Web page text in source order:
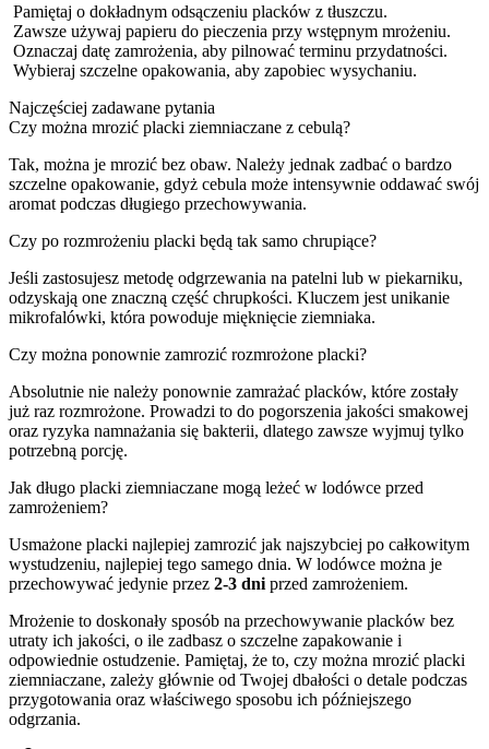
Pamiętaj o dokładnym odsączeniu placków z tłuszczu.
Zawsze używaj papieru do pieczenia przy wstępnym mrożeniu.
Oznaczaj datę zamrożenia, aby pilnować terminu przydatności.
Wybieraj szczelne opakowania, aby zapobiec wysychaniu.
Najczęściej zadawane pytania
Czy można mrozić placki ziemniaczane z cebulą?
Tak, można je mrozić bez obaw. Należy jednak zadbać o bardzo
szczelne opakowanie, gdyż cebula może intensywnie oddawać swój
aromat podczas długiego przechowywania.
Czy po rozmrożeniu placki będą tak samo chrupiące?
Jeśli zastosujesz metodę odgrzewania na patelni lub w piekarniku,
odzyskają one znaczną część chrupkości. Kluczem jest unikanie
mikrofalówki, która powoduje mięknięcie ziemniaka.
Czy można ponownie zamrozić rozmrożone placki?
Absolutnie nie należy ponownie zamrażać placków, które zostały
już raz rozmrożone. Prowadzi to do pogorszenia jakości smakowej
oraz ryzyka namnażania się bakterii, dlatego zawsze wyjmuj tylko
potrzebną porcję.
Jak długo placki ziemniaczane mogą leżeć w lodówce przed
zamrożeniem?
Usmażone placki najlepiej zamrozić jak najszybciej po całkowitym
wystudzeniu, najlepiej tego samego dnia. W lodówce można je
przechowywać jedynie przez 2-3 dni przed zamrożeniem.
Mrożenie to doskonały sposób na przechowywanie placków bez
utraty ich jakości, o ile zadbasz o szczelne zapakowanie i
odpowiednie ostudzenie. Pamiętaj, że to, czy można mrozić placki
ziemniaczane, zależy głównie od Twojej dbałości o detale podczas
przygotowania oraz właściwego sposobu ich późniejszego
odgrzania.